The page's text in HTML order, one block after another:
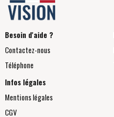
Besoin d'aide ?
Contactez-nous
Téléphone
Infos légales
Mentions légales
CGV